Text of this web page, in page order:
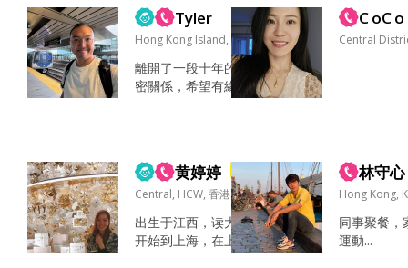
对关系都有清晰边界...
欢，精神上能共鸣，愿
意有付出意识❤️，愿意
说/或者听对方废话的
人。 引用《庄子.山木》
解析：所有关系里的痛
苦，都是忘了自己是一
撞，同归于尽。 最适合
的另一半不是...
velling
self in
ng UK,...
Tyler
Hong Kong Island, 香港
離開了一段十年的親
密關係，希望有緣份
找到一位能夠舒服地
成長、一起珍惜彼
此、一起做世界的過
客，同時一起經歷永
恆。我希望當我們穩
定交往三個月後，會
有「為什麼我們不能
C oC o
Central
黄婷婷
Central, HCW, 香港
出生于江西，读大学
开始到上海，在上海
近20年最近2年移居香
林守心
Hong Kong,
同事聚餐，
運動...